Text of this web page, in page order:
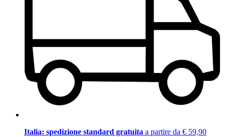
Italia: spedizione standard gratuita a partire da € 59,90